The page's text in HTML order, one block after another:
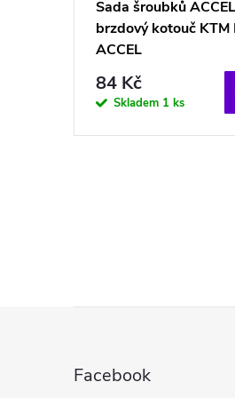
t
d
ů
Sada šroubků
brzdový kotouč KTM
ACCEL
84 Kč
Skladem 1 ks
á
a
Facebook